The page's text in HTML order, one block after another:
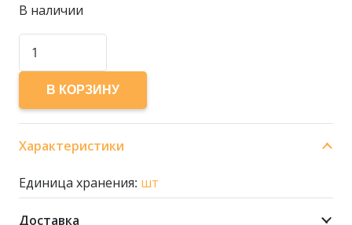
В наличии
Количество
товара
ДЕРЖАТЕЛЬ
ДЛЯ
Х
СТАКАНОВ
НАТУРАЛЬНЫЙ
(130)
В КОРЗИНУ
Характеристики
Единица хранения: шт
Доставка